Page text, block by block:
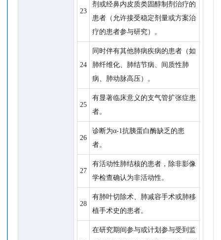
23
剂或经鼻内皮质类固醇制剂治疗的
患者（允许接受稳定剂量或方案治
疗的患者参与研究）。
24
同时伴有其他肺病疾病的患者（如
肺纤维化、肺结节病、间质性肺
病、肺动脉高压）。
25
有显著临床意义的支气管扩张症患
者。
26
诊断为α-1抗胰蛋白酶缺乏的患
者。
27
有活动性肺结核的患者，除非影像
学检查确认为非活动性。
28
有肺叶切除术、肺减容手术或肺移
植手术史的患者。
在研究期间参与或计划参与受到监